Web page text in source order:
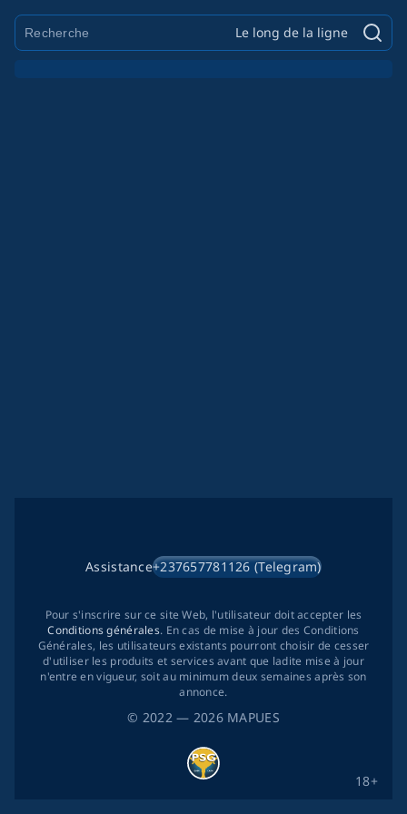
Le long de la ligne
© 2022— 2026 MAPUES
Assistance+237657781126 (Telegram)
18+
Pour s'inscrire sur ce site Web, l'utilisateur doit accepter les
Conditions générales. En cas de mise à jour des Conditions
Générales, les utilisateurs existants pourront choisir de cesser
d'utiliser les produits et services avant que ladite mise à jour
n'entre en vigueur, soit au minimum deux semaines après son
annonce.